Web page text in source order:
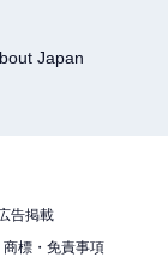
ます
Japan
告掲載
標・免責事項